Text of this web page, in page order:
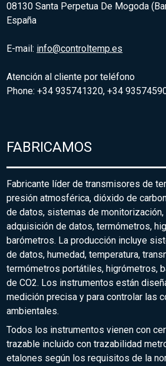
08130 Santa Perpetua De Mogoda
España
E-mail: info@controltemp.es
Atención al cliente por teléfono
Phone: +34 935741320, +34
FABRICAMOS
Fabricante líder de transmisores de
presión atmosférica, dióxido de
de datos, sistemas de
adquisición de datos, termómetros,
barómetros. La producción incluye
de datos, humedad, temperatura,
termómetros portátiles, higrómetros,
de CO2. Los instrumentos están
medición precisa y para controlar las
ambientales.
Todos los instrumentos vienen con
trazable incluido con trazabilidad
etalones según los requisitos de la